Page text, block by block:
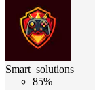
Smart_solutions
85%